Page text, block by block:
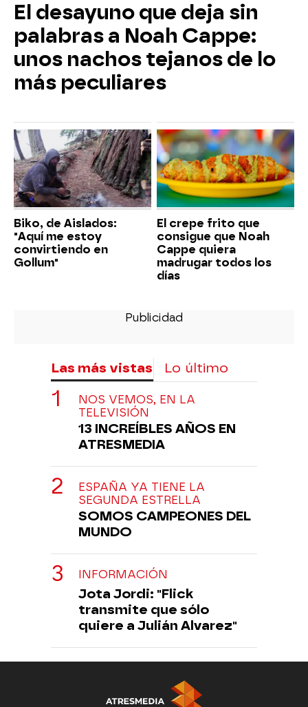
El desayuno que deja sin
palabras a Noah Cappe:
unos nachos tejanos de lo
más peculiares
Biko, de Aislados:
"Aquí me estoy
convirtiendo en
Gollum"
El crepe frito que
consigue que Noah
Cappe quiera
madrugar todos los
días
Las más vistas Lo último
NOS VEMOS, EN LA
TELEVISIÓN
13 INCREÍBLES AÑOS EN
ATRESMEDIA
ESPAÑA YA TIENE LA
SEGUNDA ESTRELLA
SOMOS CAMPEONES DEL
MUNDO
INFORMACIÓN
Jota Jordi: "Flick
transmite que sólo
quiere a Julián Alvarez"